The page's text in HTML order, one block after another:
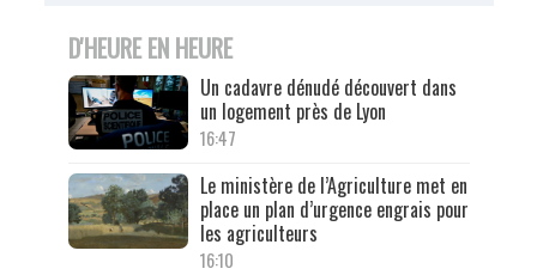
D'HEURE EN HEURE
Un cadavre dénudé découvert dans
un logement près de Lyon
16:47
Le ministère de l’Agriculture met en
place un plan d’urgence engrais pour
les agriculteurs
16:10